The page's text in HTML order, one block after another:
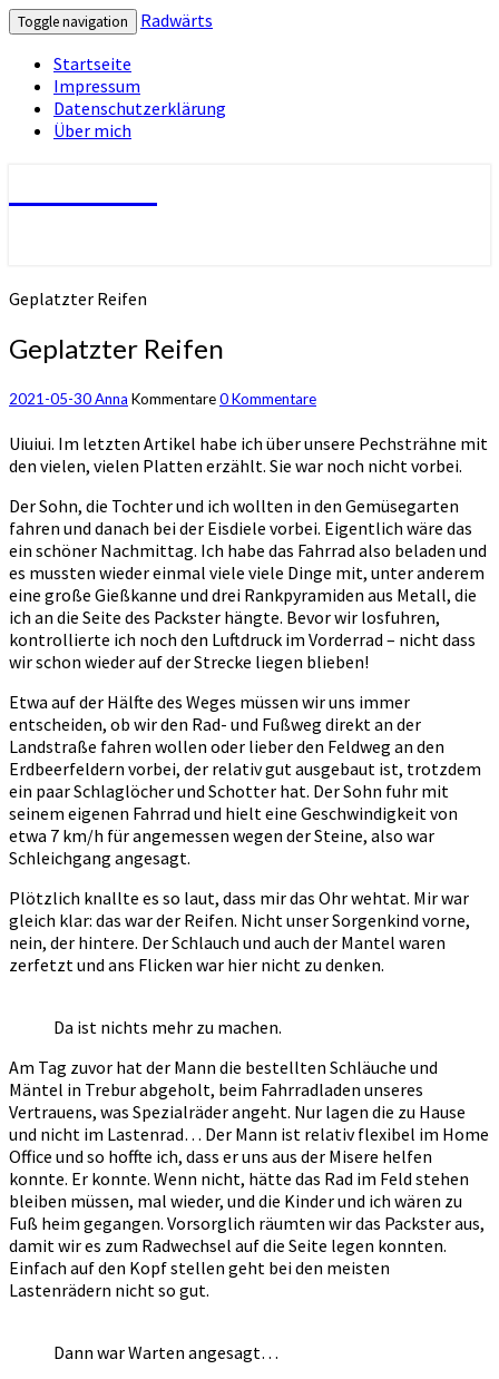
Toggle navigation
Radwärts
Startseite
Impressum
Datenschutzerklärung
Über mich
Geplatzter Reifen
Geplatzter Reifen
2021-05-30Anna Kommentare0 Kommentare
Uiuiui. Im letzten Artikel habe ich über unsere Pechsträhne mit
den vielen, vielen Platten erzählt. Sie war noch nicht vorbei.
Der Sohn, die Tochter und ich wollten in den Gemüsegarten
fahren und danach bei der Eisdiele vorbei. Eigentlich wäre das
ein schöner Nachmittag. Ich habe das Fahrrad also beladen und
es mussten wieder einmal viele viele Dinge mit, unter anderem
eine große Gießkanne und drei Rankpyramiden aus Metall, die
ich an die Seite des Packster hängte. Bevor wir losfuhren,
kontrollierte ich noch den Luftdruck im Vorderrad – nicht dass
wir schon wieder auf der Strecke liegen blieben!
Etwa auf der Hälfte des Weges müssen wir uns immer
entscheiden, ob wir den Rad- und Fußweg direkt an der
Landstraße fahren wollen oder lieber den Feldweg an den
Erdbeerfeldern vorbei, der relativ gut ausgebaut ist, trotzdem
ein paar Schlaglöcher und Schotter hat. Der Sohn fuhr mit
seinem eigenen Fahrrad und hielt eine Geschwindigkeit von
etwa 7 km/h für angemessen wegen der Steine, also war
Schleichgang angesagt.
Plötzlich knallte es so laut, dass mir das Ohr wehtat. Mir war
gleich klar: das war der Reifen. Nicht unser Sorgenkind vorne,
nein, der hintere. Der Schlauch und auch der Mantel waren
zerfetzt und ans Flicken war hier nicht zu denken.
Da ist nichts mehr zu machen.
Am Tag zuvor hat der Mann die bestellten Schläuche und
Mäntel in Trebur abgeholt, beim Fahrradladen unseres
Vertrauens, was Spezialräder angeht. Nur lagen die zu Hause
und nicht im Lastenrad… Der Mann ist relativ flexibel im Home
Office und so hoffte ich, dass er uns aus der Misere helfen
konnte. Er konnte. Wenn nicht, hätte das Rad im Feld stehen
bleiben müssen, mal wieder, und die Kinder und ich wären zu
Fuß heim gegangen. Vorsorglich räumten wir das Packster aus,
damit wir es zum Radwechsel auf die Seite legen konnten.
Einfach auf den Kopf stellen geht bei den meisten
Lastenrädern nicht so gut.
Dann war Warten angesagt…